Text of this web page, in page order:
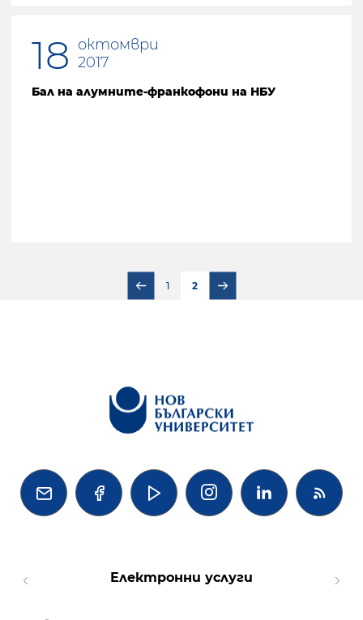
18 октомври
2017
Бал на алумните-франкофони на НБУ
1 2
   
Електронни услуги